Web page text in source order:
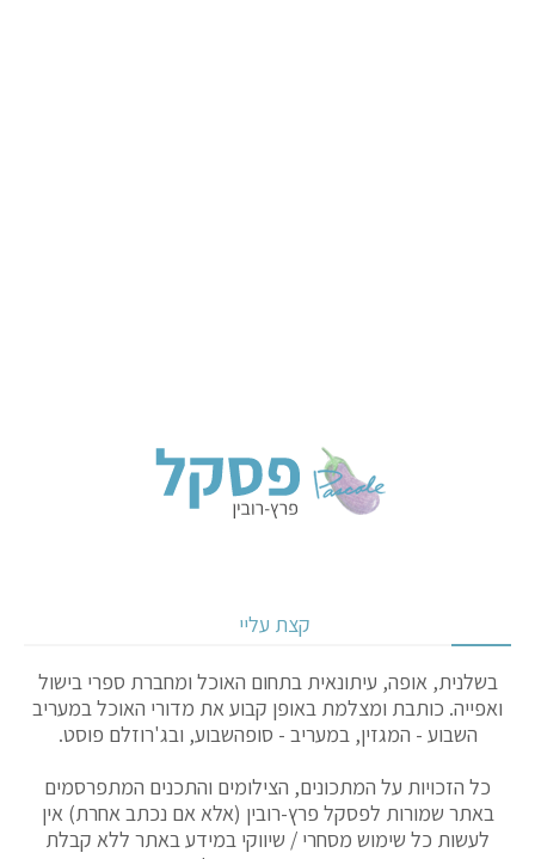
קצת עליי
בשלנית, אופה, עיתונאית בתחום האוכל ומחברת ספרי בישול
ואפייה. כותבת ומצלמת באופן קבוע את מדורי האוכל במעריב
השבוע - המגזין, במעריב - סופהשבוע, ובג'רוזלם פוסט.
כל הזכויות על המתכונים, הצילומים והתכנים המתפרסמים
באתר שמורות לפסקל פרץ-רובין (אלא אם נכתב אחרת) אין
לעשות כל שימוש מסחרי / שיווקי במידע באתר ללא קבלת